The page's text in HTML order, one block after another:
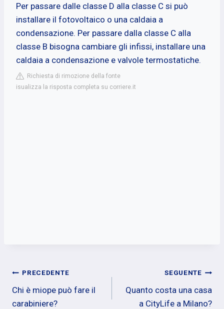
Per passare dalle classe D alla classe C si può
installare il fotovoltaico o una caldaia a
condensazione. Per passare dalla classe C alla
classe B bisogna cambiare gli infissi, installare una
caldaia a condensazione e valvole termostatiche.
Richiesta di rimozione della fonte
isualizza la risposta completa su corriere.it
Navigazione
articoli
PRECEDENTE
Chi è miope può fare il
carabiniere?
SEGUENTE
Quanto costa una casa
a CityLife a Milano?